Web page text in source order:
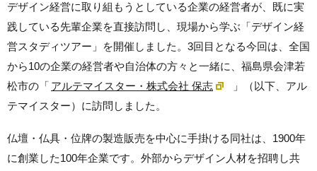
デザイン経営に取り組もうとしている企業の経営者が、既に実
践している先輩企業を直接訪問し、現場から学ぶ「デザイン経
営スタディツアー」を開催しました。3回目となる今回は、全国
から10の企業の経営者や自治体の方々と一緒に、福島県会津若
松市の「 アルテマイスター・株式会社 保志
」（以下、アル
テマイスター）に訪問しました。
仏壇・仏具・位牌の製造販売を中心に手掛ける同社は、1900年
に創業した100年企業です。外部からデザイン人材を招聘し共